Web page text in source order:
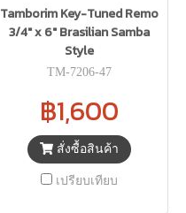
Tamborim Key-Tuned Remo
3/4" x 6" Brasilian Samba
Style
TM-7206-47
฿1,600
สั่งซื้อสินค้า
เปรียบเทียบ